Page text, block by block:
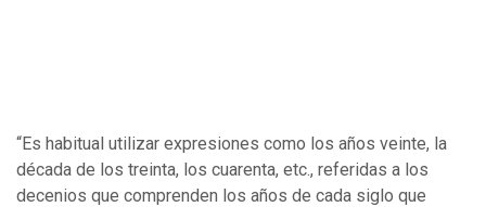
“Es habitual utilizar expresiones como los años veinte, la
década de los treinta, los cuarenta, etc., referidas a los
decenios que comprenden los años de cada siglo que